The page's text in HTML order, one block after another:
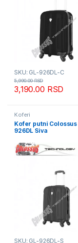
SKU: GL-926DL-C
3,190.00 RSD
5,990.00RSD
Koferi
Kofer putni Colossus
926DL Siva
SKU: GL-926DL-S